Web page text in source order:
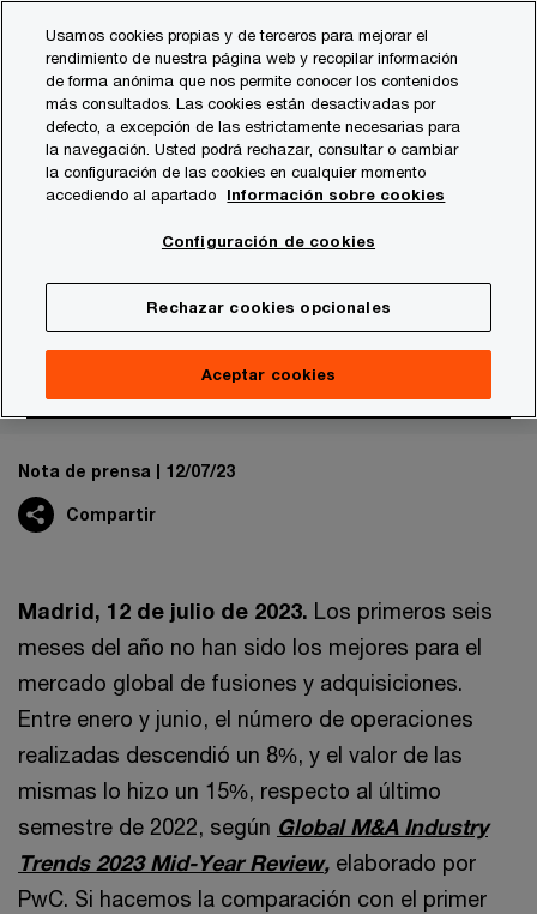
content
footer
Sala de prensa
La estabilización de las subidas
de tipos y la necesidad de
transformación impulsan la
recuperación del mercado de
Nota de prensa 12/07/23
Compartir
Madrid, 12 de julio de 2023. Los primeros seis
meses del año no han sido los mejores para el
mercado global de fusiones y adquisiciones.
Entre enero y junio, el número de operaciones
realizadas descendió un 8%, y el valor de las
mismas lo hizo un 15%, respecto al último
semestre de 2022, según Global M&A Industry
Trends 2023 Mid-Year Review, elaborado por
PwC. Si hacemos la comparación con el primer
Usamos cookies propias y de terceros para mejorar el
rendimiento de nuestra página web y recopilar información
de forma anónima que nos permite conocer los contenidos
más consultados. Las cookies están desactivadas por
defecto, a excepción de las estrictamente necesarias para
la navegación. Usted podrá rechazar, consultar o cambiar
la configuración de las cookies en cualquier momento
accediendo al apartado
Información sobre cookies
Configuración de cookies
Rechazar cookies opcionales
Aceptar cookies